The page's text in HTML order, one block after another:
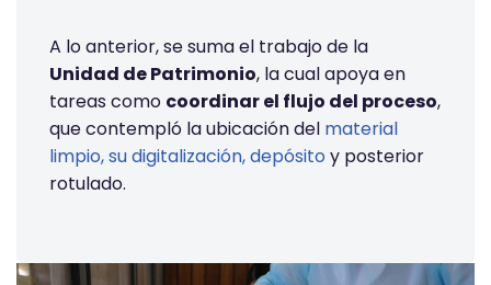
A lo anterior, se suma el trabajo de la
Unidad de Patrimonio, la cual apoya en
tareas como coordinar el flujo del proceso,
que contempló la ubicación del material
limpio, su digitalización, depósito y posterior
rotulado.